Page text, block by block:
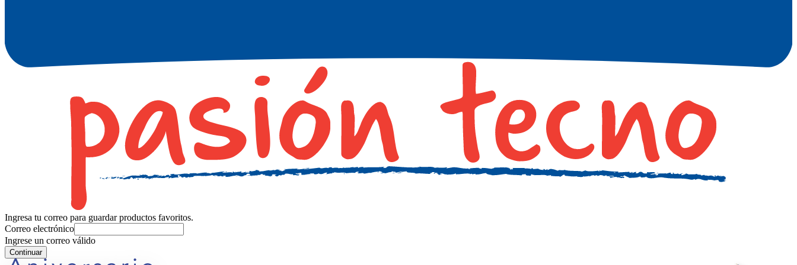
Ingresa tu correo para guardar productos favoritos.
Correo electrónico
Ingrese un correo válido
Continuar